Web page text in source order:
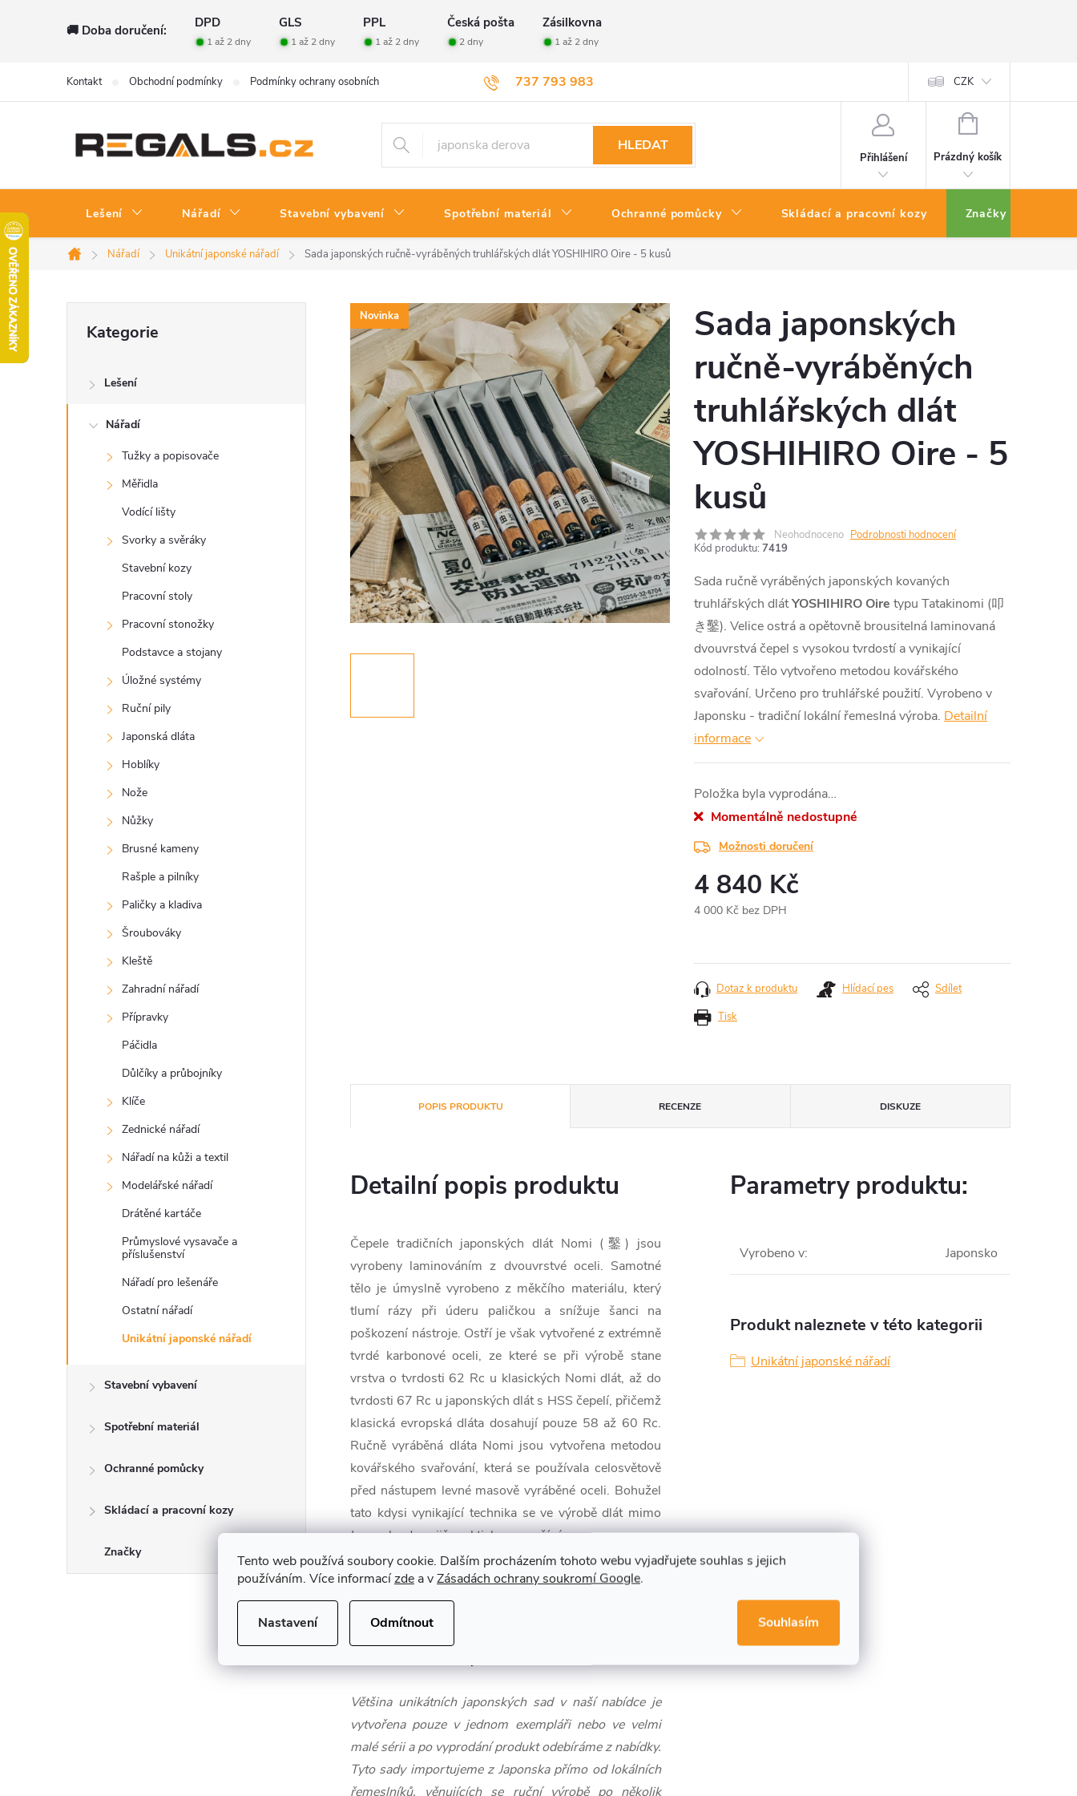
Tento web používá soubory cookie. Dalším procházením tohoto webu vyjadřujete souhlas s jejich
používáním. Více informacízde a vZásadách ochrany soukromí Google.
Nastavení Odmítnout Souhlasím
🚚 Doba doručení: DPD GLS PPL Česká pošta Zásilkovna
1 až 2 dny 1 až 2 dny 1 až 2 dny 2 dny 1 až 2 dny
737 793 983
Kontakt Obchodní podmínky Podmínky ochrany osobních údajů Velkoobchod Vrácení zboží CZK
HLEDAT
Přihlášení
NÁKUPNÍ
Prázdný košík
Lešení Nářadí Stavební vybavení Spotřební materiál Ochranné pomůcky Skládací a pracovní kozy Značky
Domů
Nářadí Unikátní japonské nářadí Sada japonských ručně-vyráběných truhlářských dlát YOSHIHIRO Oire - 5 kusů
s
kategorie
Kategorie
Lešení
Nářadí
Tužky a popisovače
Měřidla
Vodící lišty
Svorky a svěráky
Stavební kozy
Pracovní stoly
Pracovní stonožky
Podstavce a stojany
Úložné systémy
Ruční pily
Japonská dláta
Hoblíky
Nože
Nůžky
Brusné kameny
Rašple a pilníky
Paličky a kladiva
Šroubováky
Kleště
Zahradní nářadí
Přípravky
Páčidla
Důlčíky a průbojníky
Klíče
Zednické nářadí
Nářadí na kůži a textil
Modelářské nářadí
Drátěné kartáče
Průmyslové vysavače a
příslušenství
Nářadí pro lešenáře
Ostatní nářadí
Unikátní japonské nářadí
Stavební vybavení
Spotřební materiál
Ochranné pomůcky
Skládací a pracovní kozy
Značky
Novinka
Sada japonských
ručně-vyráběných
truhlářských dlát
YOSHIHIRO Oire - 5
kusů
Neohodnoceno Podrobnosti hodnocení
Kód produktu: 7419
Sada ručně vyráběných japonských kovaných
truhlářských dlátYOSHIHIRO Oire typu Tatakinomi (叩
き鑿). Velice ostrá a opětovně brousitelná laminovaná
dvouvrstvá čepel s vysokou tvrdostí a vynikající
odolností. Tělo vytvořeno metodou kovářského
svařování. Určeno pro truhlářské použití. Vyrobeno v
Japonsku - tradiční lokální řemeslná výroba. Detailní
informace
Položka byla vyprodána…
Momentálně nedostupné
Možnosti doručení
4 840 Kč
4 000 Kč bez DPH
Tisk
Dotaz k produktu Hlídací pes Sdílet
POPIS PRODUKTU RECENZE DISKUZE
Detailní popis produktu
Čepele tradičních japonských dlát Nomi (鑿) jsou
vyrobeny laminováním z dvouvrstvé oceli. Samotné
tělo je úmyslně vyrobeno z měkčího materiálu, který
tlumí rázy při úderu paličkou a snížuje šanci na
poškození nástroje. Ostří je však vytvořené z extrémně
tvrdé karbonové oceli, ze které se při výrobě stane
vrstva o tvrdosti 62 Rc u klasických Nomi dlát, až do
tvrdosti 67 Rc u japonských dlát s HSS čepelí, přičemž
klasická evropská dláta dosahují pouze 58 až 60 Rc.
Ručně vyráběná dláta Nomi jsou vytvořena metodou
kovářského svařování, která se používala celosvětově
před nástupem levné masově vyráběné oceli. Bohužel
tato kdysi vynikající technika se ve výrobě dlát mimo
Japonsko dnes již prakticky nevyužívá.
Většina unikátních japonských sad v naší nabídce je
vytvořena pouze v jednom exempláři nebo ve velmi
malé sérii a po vyprodání produkt odebíráme z nabídky.
Tyto sady importujeme z Japonska přímo od lokálních
řemeslníků, věnujících se ruční výrobě po několik
Parametry produktu:
Vyrobeno v: Japonsko
Produkt naleznete v této kategorii
Unikátní japonské nářadí